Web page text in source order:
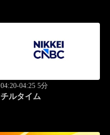
04:20-04:25 5分
チルタイム